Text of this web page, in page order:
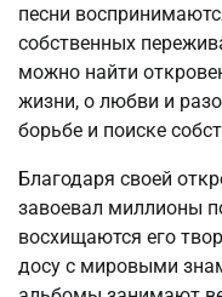
песни
собственных
можно найти
жизни, о любви и
борьбе и поиске
Благодаря своей
завоевал миллионы
восхищаются его
досу с мировыми